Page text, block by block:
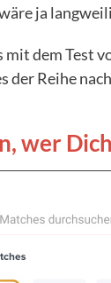
ja
mit dem Test
der Reihe
wer